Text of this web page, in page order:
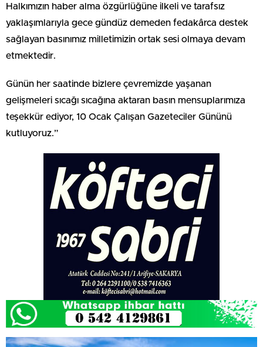
Halkımızın haber alma özgürlüğüne ilkeli ve tarafsız
yaklaşımlarıyla gece gündüz demeden fedakârca destek
sağlayan basınımız milletimizin ortak sesi olmaya devam
etmektedir.
Günün her saatinde bizlere çevremizde yaşanan
gelişmeleri sıcağı sıcağına aktaran basın mensuplarımıza
teşekkür ediyor, 10 Ocak Çalışan Gazeteciler Gününü
kutluyoruz.”